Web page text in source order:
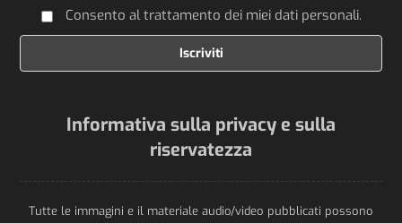
Consento al trattamento dei miei dati personali.
Informativa sulla privacy e sulla
riservatezza
Tutte le immagini e il materiale audio/video pubblicati possono